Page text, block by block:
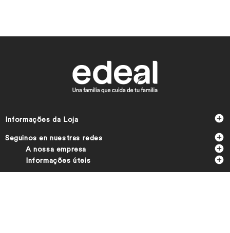
Informações da Loja 
Seguinos en nuestras redes 
A nossa empresa 
Informações úteis 